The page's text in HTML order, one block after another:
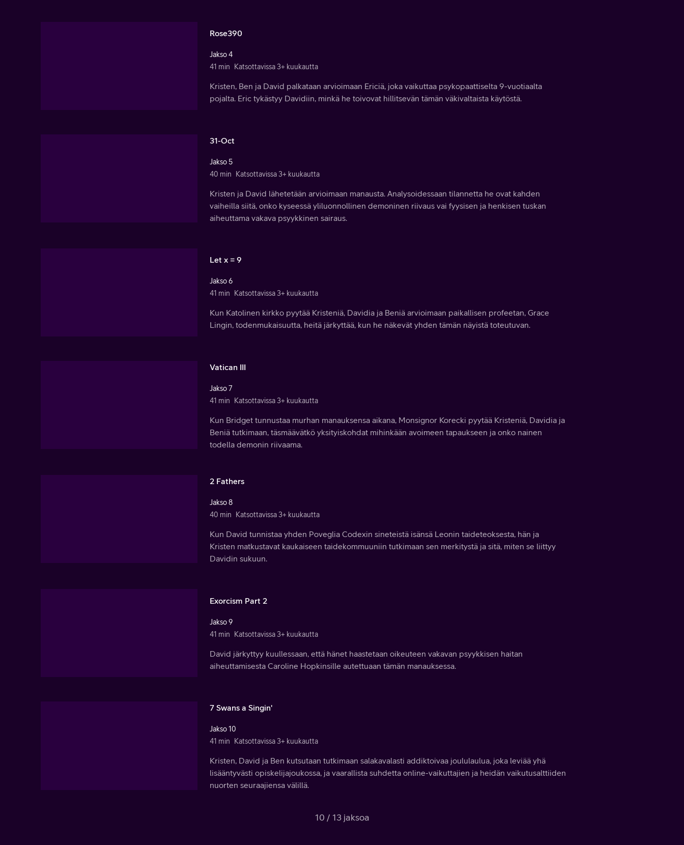
Rose390
Jakso 4
41 min
Katsottavissa 3+ kuukautta
Kristen, Ben ja David palkataan arvioimaan Ericiä, joka vaikuttaa psykopaattiselta 9-vuotiaalta
pojalta. Eric tykästyy Davidiin, minkä he toivovat hillitsevän tämän väkivaltaista käytöstä.
31-Oct
Jakso 5
40 min
Katsottavissa 3+ kuukautta
Kristen ja David lähetetään arvioimaan manausta. Analysoidessaan tilannetta he ovat kahden
vaiheilla siitä, onko kyseessä yliluonnollinen demoninen riivaus vai fyysisen ja henkisen tuskan
aiheuttama vakava psyykkinen sairaus.
Let x = 9
Jakso 6
41 min
Katsottavissa 3+ kuukautta
Kun Katolinen kirkko pyytää Kristeniä, Davidia ja Beniä arvioimaan paikallisen profeetan, Grace
Lingin, todenmukaisuutta, heitä järkyttää, kun he näkevät yhden tämän näyistä toteutuvan.
Vatican III
Jakso 7
41 min
Katsottavissa 3+ kuukautta
Kun Bridget tunnustaa murhan manauksensa aikana, Monsignor Korecki pyytää Kristeniä, Davidia ja
Beniä tutkimaan, täsmäävätkö yksityiskohdat mihinkään avoimeen tapaukseen ja onko nainen
todella demonin riivaama.
2 Fathers
Jakso 8
40 min
Katsottavissa 3+ kuukautta
Kun David tunnistaa yhden Poveglia Codexin sineteistä isänsä Leonin taideteoksesta, hän ja
Kristen matkustavat kaukaiseen taidekommuuniin tutkimaan sen merkitystä ja sitä, miten se liittyy
Davidin sukuun.
Exorcism Part 2
Jakso 9
41 min
Katsottavissa 3+ kuukautta
David järkyttyy kuullessaan, että hänet haastetaan oikeuteen vakavan psyykkisen haitan
aiheuttamisesta Caroline Hopkinsille autettuaan tämän manauksessa.
7 Swans a Singin'
Jakso 10
41 min
Katsottavissa 3+ kuukautta
Kristen, David ja Ben kutsutaan tutkimaan salakavalasti addiktoivaa joululaulua, joka leviää yhä
lisääntyvästi opiskelijajoukossa, ja vaarallista suhdetta online-vaikuttajien ja heidän vaikutusalttiiden
nuorten seuraajiensa välillä.
10 / 13 jaksoa